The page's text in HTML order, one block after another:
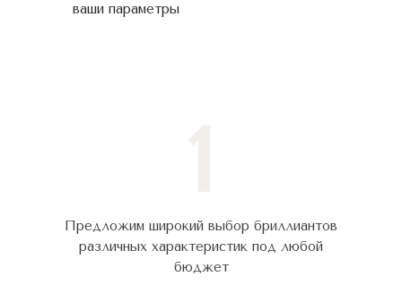
ваши параметры
Предложим широкий выбор бриллиантов
различных характеристик под любой
бюджет